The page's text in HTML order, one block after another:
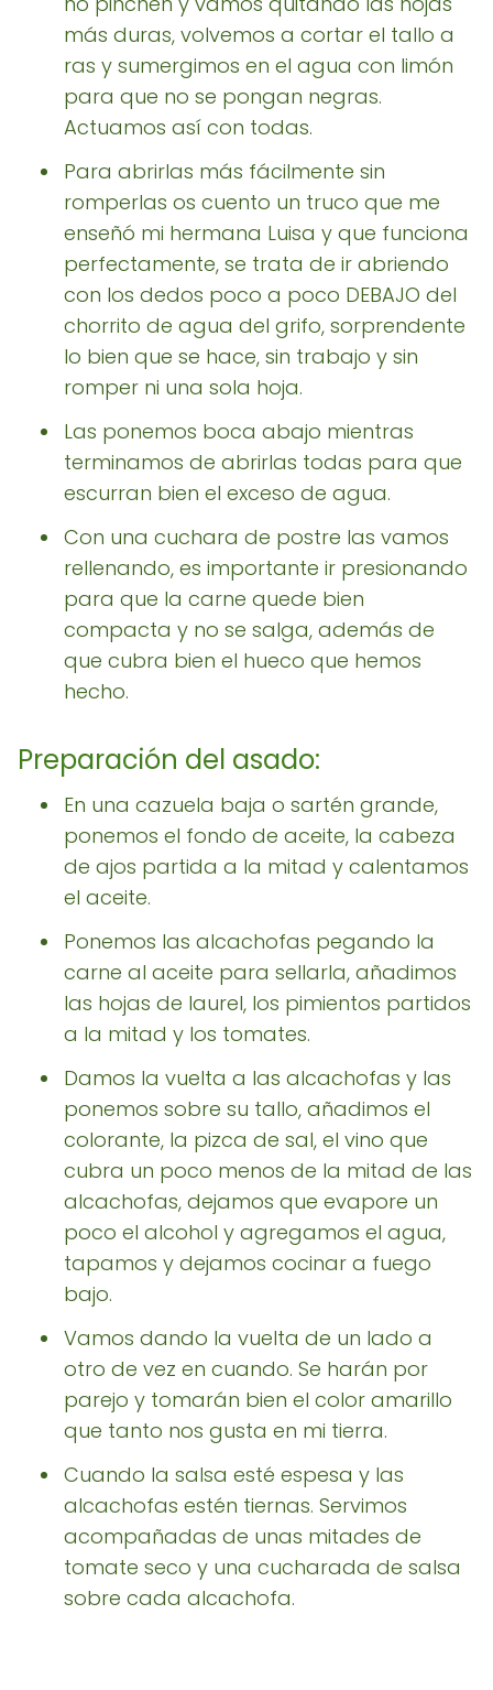
más duras, volvemos a cortar el tallo a
ras y sumergimos en el agua con limón
para que no se pongan negras.
Actuamos así con todas.
Para abrirlas más fácilmente sin
romperlas os cuento un truco que me
enseñó mi hermana Luisa y que funciona
perfectamente, se trata de ir abriendo
con los dedos poco a poco DEBAJO del
chorrito de agua del grifo, sorprendente
lo bien que se hace, sin trabajo y sin
romper ni una sola hoja.
Las ponemos boca abajo mientras
terminamos de abrirlas todas para que
escurran bien el exceso de agua.
Con una cuchara de postre las vamos
rellenando, es importante ir presionando
para que la carne quede bien
compacta y no se salga, además de
que cubra bien el hueco que hemos
hecho.
Preparación del asado:
En una cazuela baja o sartén grande,
ponemos el fondo de aceite, la cabeza
de ajos partida a la mitad y calentamos
el aceite.
Ponemos las alcachofas pegando la
carne al aceite para sellarla, añadimos
las hojas de laurel, los pimientos partidos
a la mitad y los tomates.
Damos la vuelta a las alcachofas y las
ponemos sobre su tallo, añadimos el
colorante, la pizca de sal, el vino que
cubra un poco menos de la mitad de las
alcachofas, dejamos que evapore un
poco el alcohol y agregamos el agua,
tapamos y dejamos cocinar a fuego
bajo.
Vamos dando la vuelta de un lado a
otro de vez en cuando. Se harán por
parejo y tomarán bien el color amarillo
que tanto nos gusta en mi tierra.
Cuando la salsa esté espesa y las
alcachofas estén tiernas. Servimos
acompañadas de unas mitades de
tomate seco y una cucharada de salsa
sobre cada alcachofa.